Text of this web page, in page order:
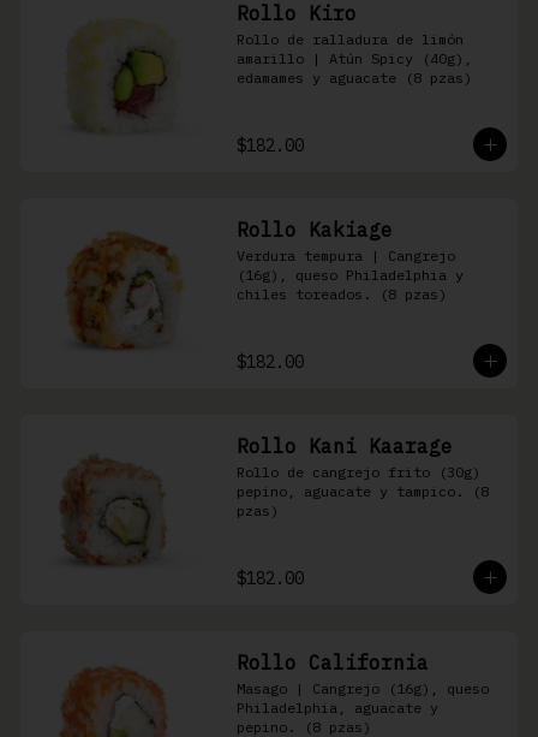
Rollo Kiro
Rollo de ralladura de limón
amarillo | Atún Spicy (40g),
edamames y aguacate (8 pzas)
$182.00
Rollo Kakiage
Verdura tempura | Cangrejo
(16g), queso Philadelphia y
chiles toreados. (8 pzas)
$182.00
Rollo Kani Kaarage
Rollo de cangrejo frito (30g)
pepino, aguacate y tampico. (8
pzas)
$182.00
Rollo California
Masago | Cangrejo (16g), queso
Philadelphia, aguacate y
pepino. (8 pzas)